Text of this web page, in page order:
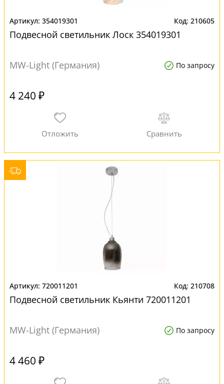
354019301 210605
Подвесной светильник Лоск 354019301
MW-Light (Германия) По запросу
4 240 ₽
720011201 210708
Подвесной светильник Кьянти 720011201
MW-Light (Германия) По запросу
4 460 ₽